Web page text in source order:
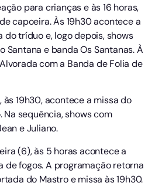
para crianças e às 16 horas,
capoeira. Às 19h30 acontece a
do tríduo e, logo depois, shows
Santana e banda Os Santanas. À
com a Banda de Folia de
19h30, acontece a missa do
sequência, shows com
e Juliano.
(6), às 5 horas acontece a
de fogos. A programação retorna
do Mastro e missa às 19h30.